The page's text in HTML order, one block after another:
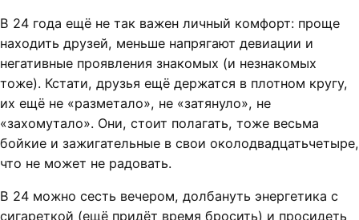
В 24 года ещё не так важен личный комфорт: проще
находить друзей, меньше напрягают девиации и
негативные проявления знакомых (и незнакомых
тоже). Кстати, друзья ещё держатся в плотном кругу,
их ещё не «разметало», не «затянуло», не
«захомутало». Они, стоит полагать, тоже весьма
бойкие и зажигательные в свои околодвадцатьчетыре,
что не может не радовать.
В 24 можно сесть вечером, долбануть энергетика с
сигареткой (ещё придёт время бросить) и просидеть